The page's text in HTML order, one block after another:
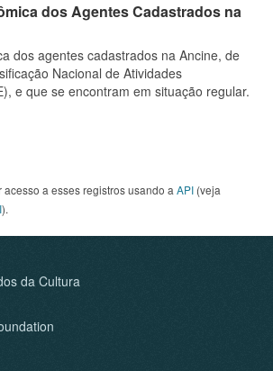
dos Agentes Cadastrados na
dos agentes cadastrados na Ancine, de
Nacional de Atividades
e que se encontram em situação regular.
acesso a esses registros usando a API (veja
).
da Cultura